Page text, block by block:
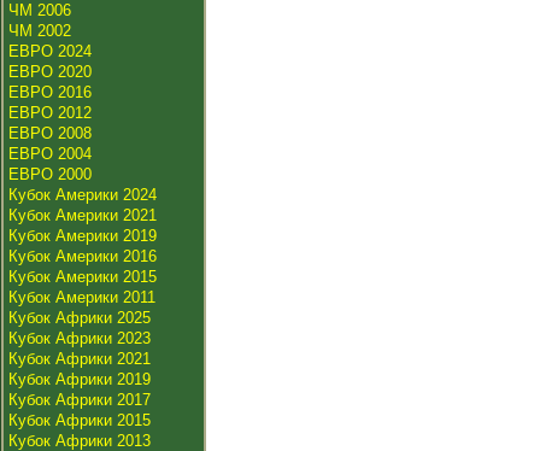
ЧМ 2006
ЧМ 2002
ЕВРО 2024
ЕВРО 2020
ЕВРО 2016
ЕВРО 2012
ЕВРО 2008
ЕВРО 2004
ЕВРО 2000
Кубок Америки 2024
Кубок Америки 2021
Кубок Америки 2019
Кубок Америки 2016
Кубок Америки 2015
Кубок Америки 2011
Кубок Африки 2025
Кубок Африки 2023
Кубок Африки 2021
Кубок Африки 2019
Кубок Африки 2017
Кубок Африки 2015
Кубок Африки 2013